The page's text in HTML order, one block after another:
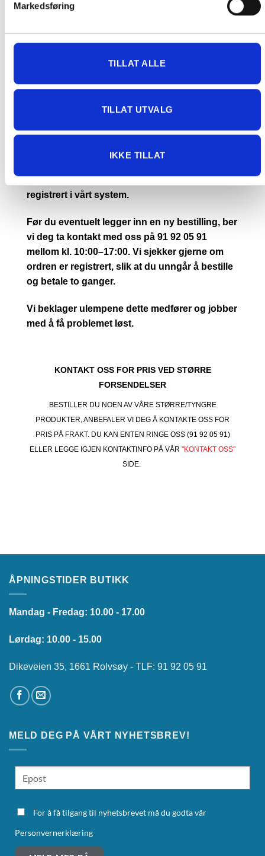
Markedsføring
TILLAT ALLE
TILLAT UTVALG
IKKE TILLAT
PRIS AVHENGER AV STØRRELSE PÅ KOLLI OG POSTNUMMER TIL
PÅ TELEFON FØR BESTILLING, BLIR DU KONTAKTET ETTER
ORDRE SOM IKKE BLIR BETALT FRAKT PÅ BLIR KANSELLERT.
Vi opplever for øyeblikket at enkelte kunder
Vipps. I de aller fleste tilfeller er ordren likevel
registrert i vårt system.
Før du eventuelt legger inn en ny bestilling, ber
vi deg ta kontakt med oss på 91 92 05 91
mellom kl. 10:00–17:00. Vi sjekker gjerne om
ordren er registrert, slik at du unngår å bestille
og betale to ganger.
Vi beklager ulempene dette medfører og jobber
med å få problemet løst.
KONTAKT OSS FOR PRIS VED STØRRE
FORSENDELSER
BESTILLER DU NOEN AV VÅRE STØRRE/TYNGRE
PRODUKTER, ANBEFALER VI DEG Å KONTAKTE OSS FOR
PRIS PÅ FRAKT. DU KAN ENTEN RINGE OSS (91 92 05 91)
ELLER LEGGE IGJEN KONTAKTINFO PÅ VÅR "KONTAKT OSS"
SIDE.
ÅPNINGSTIDER BUTIKK
Mandag - Fredag: 10.00 - 17.00
Lørdag: 10.00 - 15.00
Dikeveien 35, 1661 Rolvsøy - TLF: 91 92 05 91
MELD DEG PÅ VÅRT NYHETSBREV!
For å få tilgang til nyhetsbrevet må du godta vår
Personvernerklæring